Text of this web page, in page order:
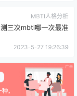
MBTI人格分析
测三次mbti哪一次最准
2023-5-27 19:26:39